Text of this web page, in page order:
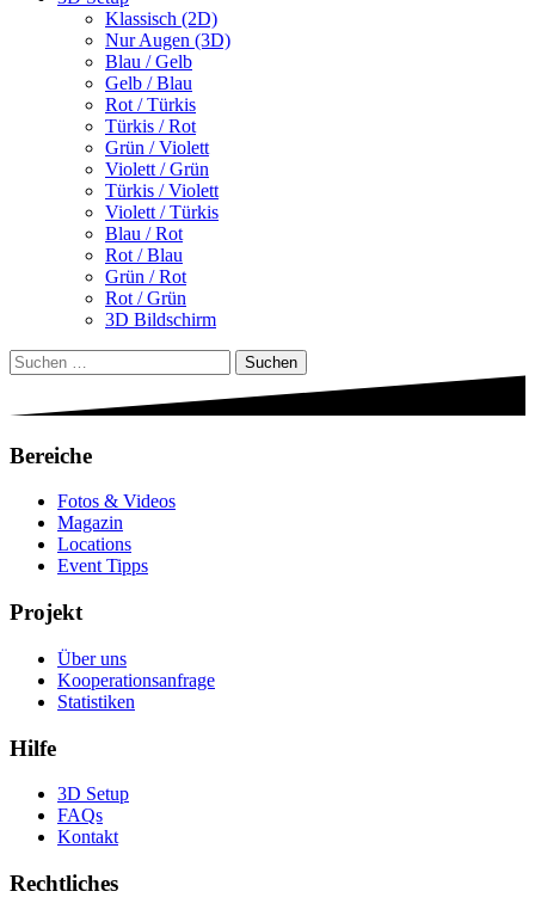
Klassisch (2D)
Nur Augen (3D)
Blau / Gelb
Gelb / Blau
Rot / Türkis
Türkis / Rot
Grün / Violett
Violett / Grün
Türkis / Violett
Violett / Türkis
Blau / Rot
Rot / Blau
Grün / Rot
Rot / Grün
3D Bildschirm
Suchen
nach:
Bereiche
Fotos & Videos
Magazin
Locations
Event Tipps
Projekt
Über uns
Kooperationsanfrage
Statistiken
Hilfe
3D Setup
FAQs
Kontakt
Rechtliches